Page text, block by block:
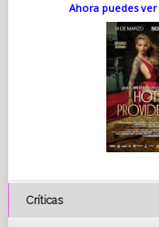
Ahora puedes
Críticas